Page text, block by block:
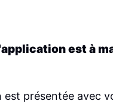
est à
est présentée avec